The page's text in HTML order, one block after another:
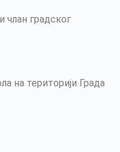
члан градског
на територији Града